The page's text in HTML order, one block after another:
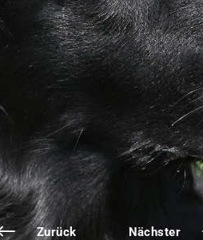
Zurück Nächster